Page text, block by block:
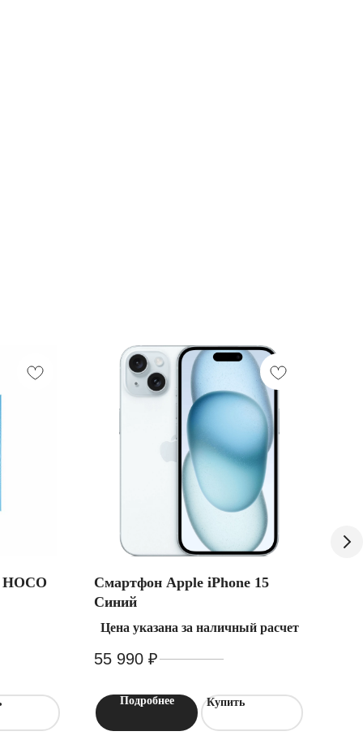
HOCO
Смартфон Apple iPhone 15
Синий
Цена указана за наличный расчет
55 990 ₽93 990 ₽
Подробнее Купить